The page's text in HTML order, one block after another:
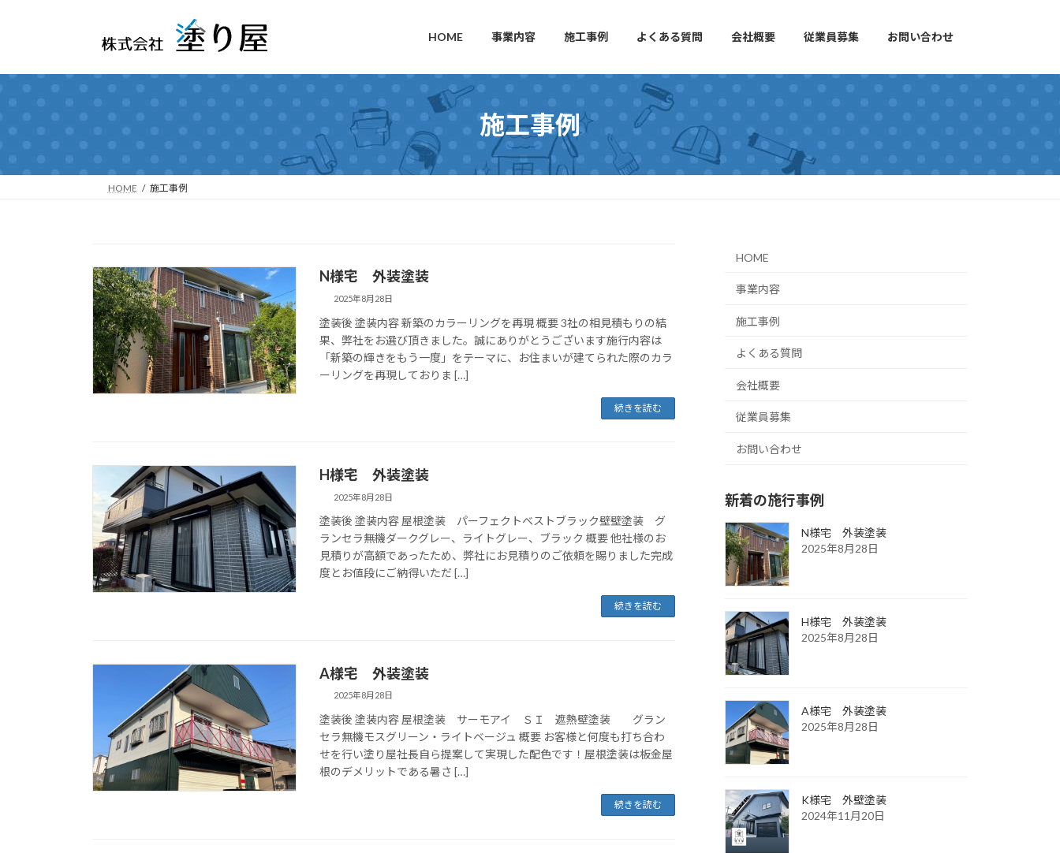
プ
動
HOME 事業内容 施工事例 よくある質問 会社概要 従業員募集 お問い合わせ
施工事例
HOME 施工事例
N様宅 外装塗装
2025年8月28日
塗装後 塗装内容 新築のカラーリングを再現 概要 3社の相見積もりの結
果、弊社をお選び頂きました。誠にありがとうございます施行内容は
「新築の輝きをもう一度」をテーマに、お住まいが建てられた際のカラ
ーリングを再現しておりま […]
続きを読む
H様宅 外装塗装
2025年8月28日
塗装後 塗装内容 屋根塗装 パーフェクトベストブラック壁壁塗装 グ
ランセラ無機ダークグレー、ライトグレー、ブラック 概要 他社様のお
見積りが高額であったため、弊社にお見積りのご依頼を賜りました完成
度とお値段にご納得いただ […]
続きを読む
A様宅 外装塗装
2025年8月28日
塗装後 塗装内容 屋根塗装 サーモアイ ＳＩ 遮熱壁塗装 グラン
セラ無機モスグリーン・ライトベージュ 概要 お客様と何度も打ち合わ
せを行い塗り屋社長自ら提案して実現した配色です！屋根塗装は板金屋
根のデメリットである暑さ […]
続きを読む
HOME
事業内容
施工事例
よくある質問
会社概要
従業員募集
お問い合わせ
新着の施行事例
N様宅 外装塗装
2025年8月28日
H様宅 外装塗装
2025年8月28日
A様宅 外装塗装
2025年8月28日
K様宅 外壁塗装
2024年11月20日